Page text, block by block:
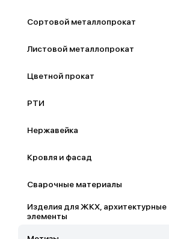
Сортовой металлопрокат
Листовой металлопрокат
Цветной прокат
РТИ
Нержавейка
Кровля и фасад
Сварочные материалы
Изделия для ЖКХ, архитектурные
элементы